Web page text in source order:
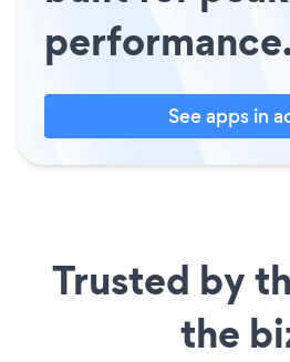
See apps in
Trusted by
the